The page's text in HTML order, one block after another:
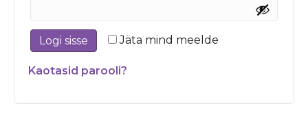
Jäta mind meelde
Logi sisse
Kaotasid parooli?